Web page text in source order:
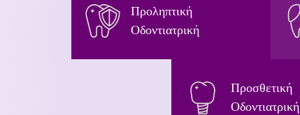
Προληπτική
Οδοντιατρική
Προσθετική
Οδοντιατρική